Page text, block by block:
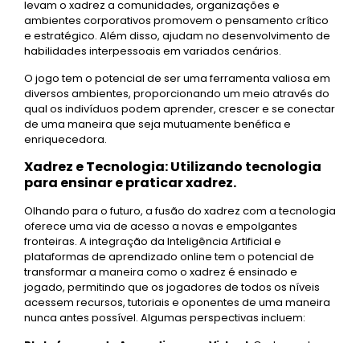
levam o xadrez a comunidades, organizações e
ambientes corporativos promovem o pensamento crítico
e estratégico. Além disso, ajudam no desenvolvimento de
habilidades interpessoais em variados cenários.
O jogo tem o potencial de ser uma ferramenta valiosa em
diversos ambientes, proporcionando um meio através do
qual os indivíduos podem aprender, crescer e se conectar
de uma maneira que seja mutuamente benéfica e
enriquecedora.
Xadrez e Tecnologia: Utilizando tecnologia
para ensinar e praticar xadrez.
Olhando para o futuro, a fusão do xadrez com a tecnologia
oferece uma via de acesso a novas e empolgantes
fronteiras. A integração da Inteligência Artificial e
plataformas de aprendizado online tem o potencial de
transformar a maneira como o xadrez é ensinado e
jogado, permitindo que os jogadores de todos os níveis
acessem recursos, tutoriais e oponentes de uma maneira
nunca antes possível. Algumas perspectivas incluem: